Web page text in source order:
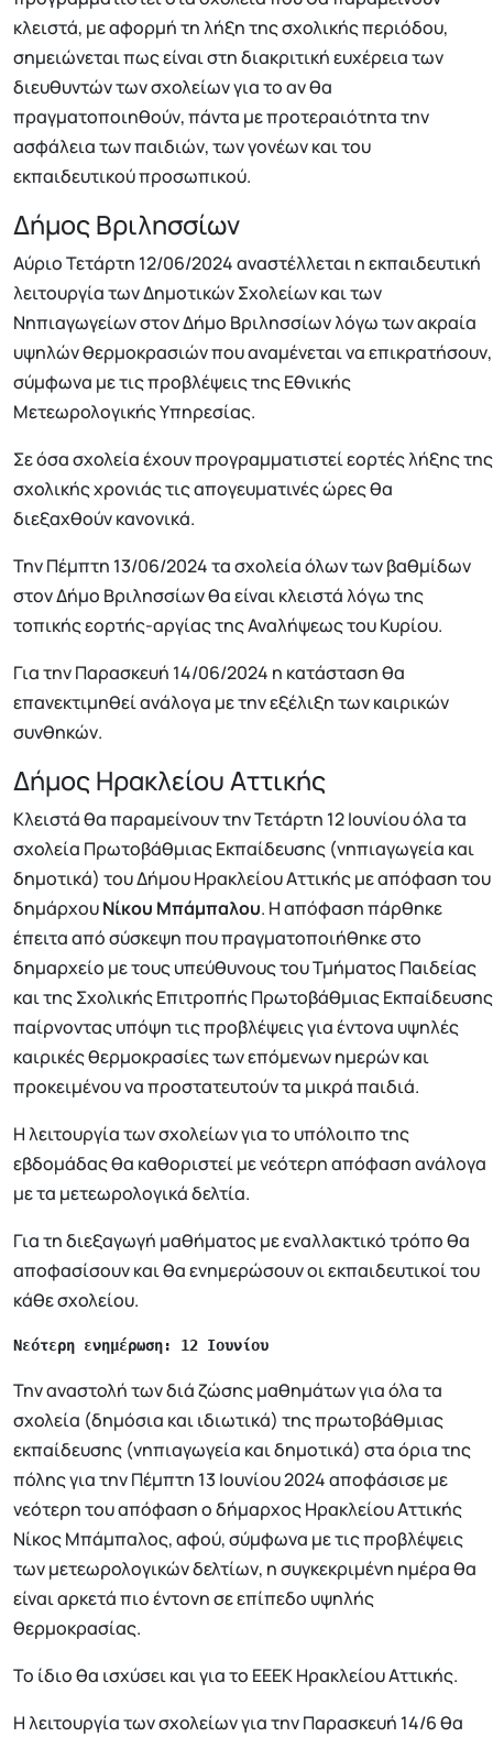
κλειστά, με αφορμή τη λήξη της σχολικής περιόδου,
σημειώνεται πως είναι στη διακριτική ευχέρεια των
διευθυντών των σχολείων για το αν θα
πραγματοποιηθούν, πάντα με προτεραιότητα την
ασφάλεια των παιδιών, των γονέων και του
εκπαιδευτικού προσωπικού.
Δήμος Βριλησσίων
Αύριο Τετάρτη 12/06/2024 αναστέλλεται η εκπαιδευτική
λειτουργία των Δημοτικών Σχολείων και των
Νηπιαγωγείων στον Δήμο Βριλησσίων λόγω των ακραία
υψηλών θερμοκρασιών που αναμένεται να επικρατήσουν,
σύμφωνα με τις προβλέψεις της Εθνικής
Μετεωρολογικής Υπηρεσίας.
Σε όσα σχολεία έχουν προγραμματιστεί εορτές λήξης της
σχολικής χρονιάς τις απογευματινές ώρες θα
διεξαχθούν κανονικά.
Την Πέμπτη 13/06/2024 τα σχολεία όλων των βαθμίδων
στον Δήμο Βριλησσίων θα είναι κλειστά λόγω της
τοπικής εορτής-αργίας της Αναλήψεως του Κυρίου.
Για την Παρασκευή 14/06/2024 η κατάσταση θα
επανεκτιμηθεί ανάλογα με την εξέλιξη των καιρικών
συνθηκών.
Δήμος Ηρακλείου Αττικής
Κλειστά θα παραμείνουν την Τετάρτη 12 Ιουνίου όλα τα
σχολεία Πρωτοβάθμιας Εκπαίδευσης (νηπιαγωγεία και
δημοτικά) του Δήμου Ηρακλείου Αττικής με απόφαση του
δημάρχουΝίκου Μπάμπαλου. Η απόφαση πάρθηκε
έπειτα από σύσκεψη που πραγματοποιήθηκε στο
δημαρχείο με τους υπεύθυνους του Τμήματος Παιδείας
και της Σχολικής Επιτροπής Πρωτοβάθμιας Εκπαίδευσης
παίρνοντας υπόψη τις προβλέψεις για έντονα υψηλές
καιρικές θερμοκρασίες των επόμενων ημερών και
προκειμένου να προστατευτούν τα μικρά παιδιά.
Η λειτουργία των σχολείων για το υπόλοιπο της
εβδομάδας θα καθοριστεί με νεότερη απόφαση ανάλογα
με τα μετεωρολογικά δελτία.
Για τη διεξαγωγή μαθήματος με εναλλακτικό τρόπο θα
αποφασίσουν και θα ενημερώσουν οι εκπαιδευτικοί του
κάθε σχολείου.
Νεότερη ενημέρωση: 12 Ιουνίου
Την αναστολή των διά ζώσης μαθημάτων για όλα τα
σχολεία (δημόσια και ιδιωτικά) της πρωτοβάθμιας
εκπαίδευσης (νηπιαγωγεία και δημοτικά) στα όρια της
πόλης για την Πέμπτη 13 Ιουνίου 2024 αποφάσισε με
νεότερη του απόφαση ο δήμαρχος Ηρακλείου Αττικής
Νίκος Μπάμπαλος, αφού, σύμφωνα με τις προβλέψεις
των μετεωρολογικών δελτίων, η συγκεκριμένη ημέρα θα
είναι αρκετά πιο έντονη σε επίπεδο υψηλής
θερμοκρασίας.
Το ίδιο θα ισχύσει και για το ΕΕΕΚ Ηρακλείου Αττικής.
Η λειτουργία των σχολείων για την Παρασκευή 14/6 θα